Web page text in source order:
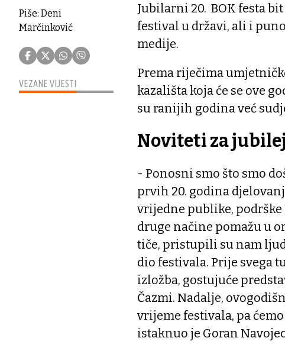
Piše: Deni
Marčinković
VEZANE VIJESTI
Jubilarni 20. BOK festa
festival u državi, ali i
medije.
Prema riječima
kazališta koja će se ove
su ranijih godina već
Noviteti za jubilej
- Ponosni smo što smo
prvih 20. godina
vrijedne publike, podrške
druge načine pomažu u
tiče, pristupili su nam
dio festivala. Prije svega
izložba, gostujuće
Čazmi. Nadalje,
vrijeme festivala, pa
istaknuo je Goran